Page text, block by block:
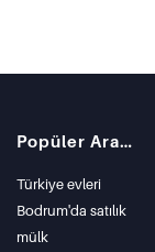
Popüler Aramalar
Türkiye evleri
Bodrum'da satılık
mülk